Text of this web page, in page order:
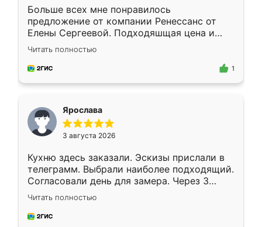
Больше всех мне понравилось
предложение от компании Ренессанс от
Елены Сергеевой. Подходяшщая цена и
короткие сроки изготовления. Приехавший
для замера сотрудник Владислав
предложил по моему эскизу самый
Читать полностью
1
Ярослава
3 августа 2026
Кухню здесь заказали. Эскизы прислали в
телеграмм. Выбрали наиболее подходящий.
Согласовали день для замера. Через 3
недели кухня была уже готова. Остались
довольны работой. Спасибо Ренессанс
мебель за качественную работу!
Читать полностью